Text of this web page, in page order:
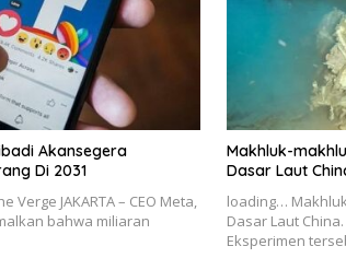
Akansegera
Di 2031
Verge JAKARTA – CEO Meta,
bahwa miliaran
Makhluk-
Dasar Laut
loading…
Dasar Laut China.
Eksperimen